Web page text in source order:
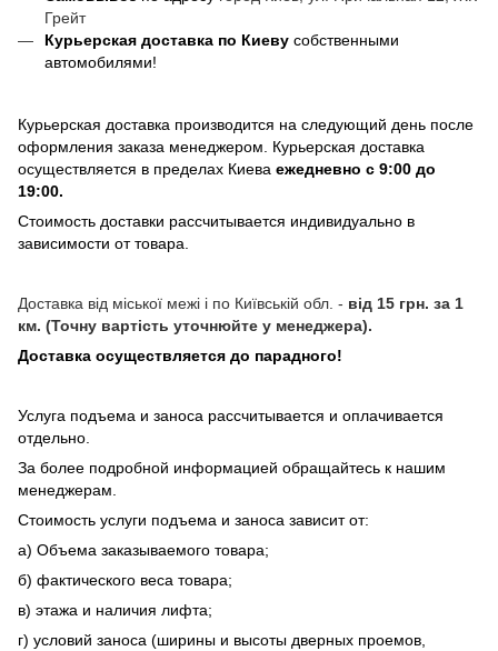
Грейт
Курьерская доставка по Киеву собственными
автомобилями!
Курьерская доставка производится на следующий день после
оформления заказа менеджером. Курьерская доставка
осуществляется в пределах Киева ежедневно с 9:00 до
19:00.
Стоимость доставки рассчитывается индивидуально в
зависимости от товара.
Доставка від міської межі і по Київській обл. - від 15 грн. за 1
км. (Точну вартість уточнюйте у менеджера).
Доставка осуществляется до парадного!
Услуга подъема и заноса рассчитывается и оплачивается
отдельно.
За более подробной информацией обращайтесь к нашим
менеджерам.
Стоимость услуги подъема и заноса зависит от:
а) Объема заказываемого товара;
б) фактического веса товара;
в) этажа и наличия лифта;
г) условий заноса (ширины и высоты дверных проемов,